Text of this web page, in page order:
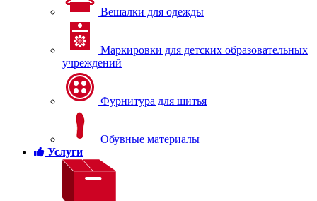
Вешалки для одежды
Маркировки для детских образовательных
учреждений
Фурнитура для шитья
Обувные материалы
Услуги